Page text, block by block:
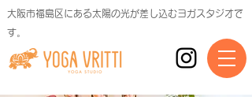
大阪市福島区にある太陽の光が差し込むヨガスタジオで
す。